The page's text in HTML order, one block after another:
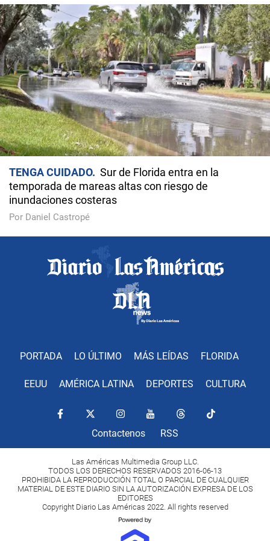
TENGA CUIDADO
Sur de Florida entra en la
temporada de mareas altas con riesgo de
inundaciones costeras
Por Daniel Castropé
PORTADA LO ÚLTIMO MÁS LEÍDAS FLORIDA
EEUU AMÉRICA LATINA DEPORTES CULTURA
Contactenos RSS
Las Américas Multimedia Group LLC.
TODOS LOS DERECHOS RESERVADOS 2016-06-13
PROHIBIDA LA REPRODUCCIÓN TOTAL O PARCIAL DE CUALQUIER
MATERIAL DE ESTE DIARIO SIN LA AUTORIZACIÓN EXPRESA DE LOS
EDITORES
Copyright Diario Las Américas 2022. All rights reserved